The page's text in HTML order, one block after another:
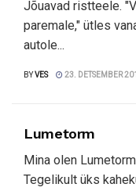
Jõuavad ristteele.
paremale," ütles
autole...
BYVES 23. DETSEMBER
Lumetorm
Mina olen
Tegelikult üks